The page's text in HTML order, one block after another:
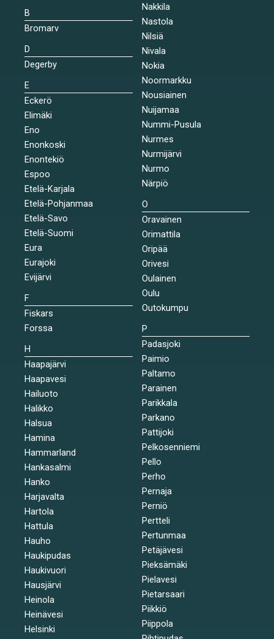
B
Bromarv
D
Degerby
E
Eckerö
Elimäki
Eno
Enonkoski
Enontekiö
Espoo
Etelä-Karjala
Etelä-Pohjanmaa
Etelä-Savo
Etelä-Suomi
Eura
Eurajoki
Evijärvi
F
Fiskars
Forssa
H
Haapajärvi
Haapavesi
Hailuoto
Halikko
Halsua
Hamina
Hammarland
Hankasalmi
Hanko
Harjavalta
Hartola
Hattula
Hauho
Haukipudas
Haukivuori
Hausjärvi
Heinola
Heinävesi
Helsinki
Nakkila
Nastola
Nilsiä
Nivala
Nokia
Noormarkku
Nousiainen
Nuijamaa
Nummi-Pusula
Nurmes
Nurmijärvi
Nurmo
Närpiö
O
Oravainen
Orimattila
Oripää
Orivesi
Oulainen
Oulu
Outokumpu
P
Padasjoki
Paimio
Paltamo
Parainen
Parikkala
Parkano
Pattijoki
Pelkosenniemi
Pello
Perho
Pernaja
Perniö
Pertteli
Pertunmaa
Petäjävesi
Pieksämäki
Pielavesi
Pietarsaari
Piikkiö
Piippola